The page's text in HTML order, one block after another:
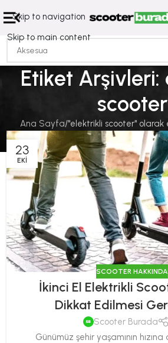
Skip to navigation
Skip to main content
Etiket Arşivleri:
scooter
Ana Sayfa "elektrikli scooter" olarak
23
EKI
SCOOTER HAKKINDA
İkinci El Elektrikli
Dikkat Edilmesi
Scooter Burada
Günümüz şehir yaşamının